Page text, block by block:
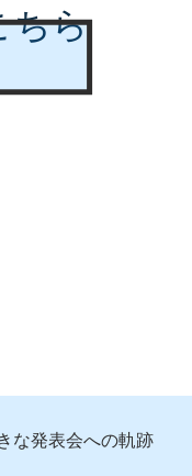
ちら
な発表会への軌跡